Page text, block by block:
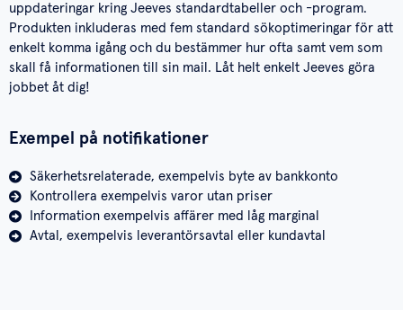
uppdateringar kring Jeeves standardtabeller och -program.
Produkten inkluderas med fem standard sökoptimeringar för att
enkelt komma igång och du bestämmer hur ofta samt vem som
skall få informationen till sin mail. Låt helt enkelt Jeeves göra
jobbet åt dig!
Exempel på notifikationer
Säkerhetsrelaterade, exempelvis byte av bankkonto
Kontrollera exempelvis varor utan priser
Information exempelvis affärer med låg marginal
Avtal, exempelvis leverantörsavtal eller kundavtal